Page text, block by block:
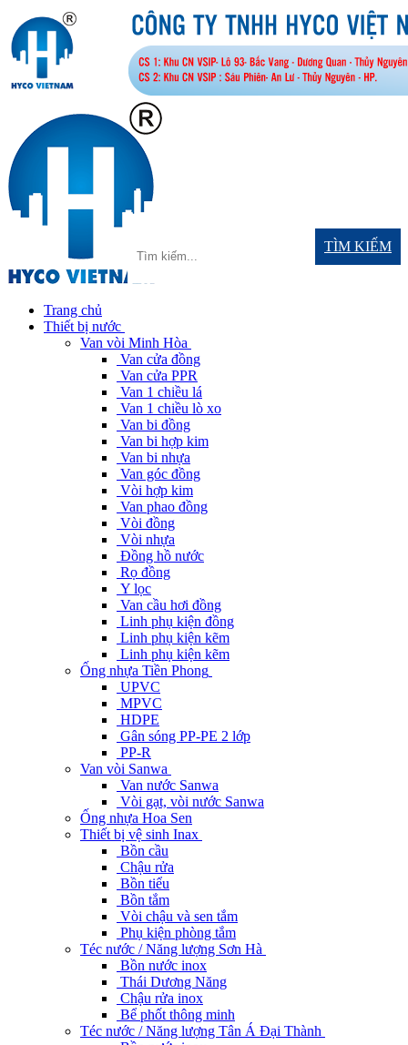
TÌM KIẾM
Trang chủ
Thiết bị nước
Van vòi Minh Hòa
Van cửa đồng
Van cửa PPR
Van 1 chiều lá
Van 1 chiều lò xo
Van bi đồng
Van bi hợp kim
Van bi nhựa
Van góc đồng
Vòi hợp kim
Van phao đồng
Vòi đồng
Vòi nhựa
Đồng hồ nước
Rọ đồng
Y lọc
Van cầu hơi đồng
Linh phụ kiện đồng
Linh phụ kiện kẽm
Linh phụ kiện kẽm
Ống nhựa Tiền Phong
UPVC
MPVC
HDPE
Gân sóng PP-PE 2 lớp
PP-R
Van vòi Sanwa
Van nước Sanwa
Vòi gạt, vòi nước Sanwa
Ống nhựa Hoa Sen
Thiết bị vệ sinh Inax
Bồn cầu
Chậu rửa
Bồn tiểu
Bồn tắm
Vòi chậu và sen tắm
Phụ kiện phòng tắm
Téc nước / Năng lượng Sơn Hà
Bồn nước inox
Thái Dương Năng
Chậu rửa inox
Bể phốt thông minh
Téc nước / Năng lượng Tân Á Đại Thành